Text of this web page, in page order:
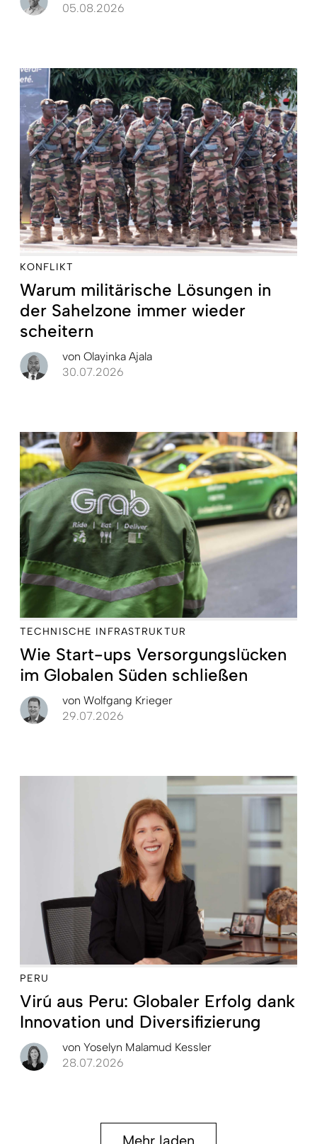
05.08.2026
KONFLIKT
Warum militärische Lösungen in
der Sahelzone immer wieder
scheitern
von Olayinka Ajala
30.07.2026
TECHNISCHE INFRASTRUKTUR
Wie Start-ups Versorgungslücken
im Globalen Süden schließen
von Wolfgang Krieger
29.07.2026
PERU
Virú aus Peru: Globaler Erfolg dank
Innovation und Diversifizierung
von Yoselyn Malamud Kessler
28.07.2026
Mehr laden